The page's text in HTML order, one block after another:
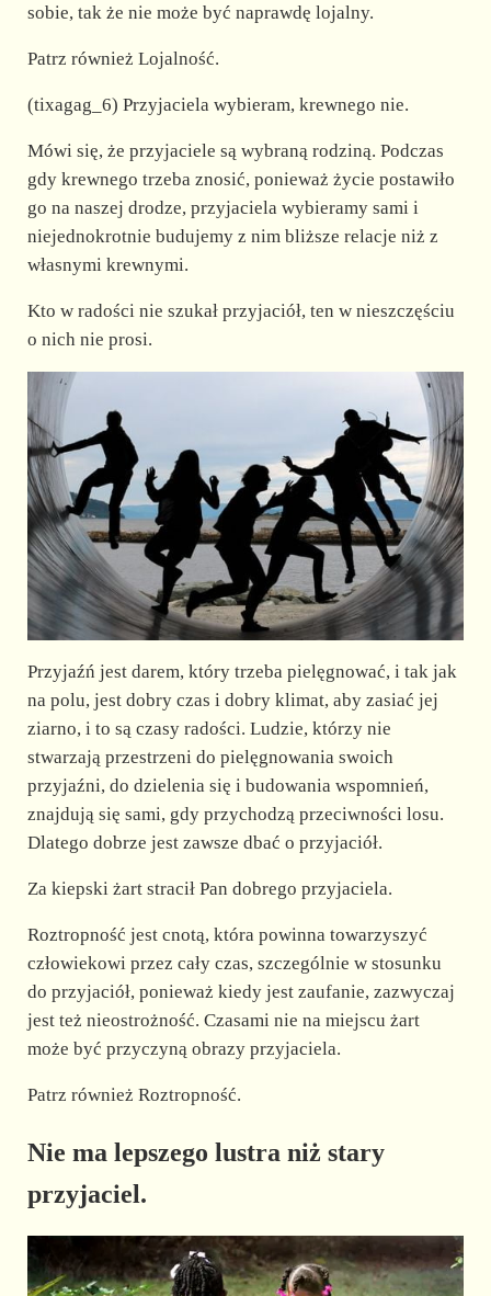
sobie, tak że nie może być naprawdę lojalny.
Patrz również Lojalność.
(tixagag_6) Przyjaciela wybieram, krewnego nie.
Mówi się, że przyjaciele są wybraną rodziną. Podczas
gdy krewnego trzeba znosić, ponieważ życie postawiło
go na naszej drodze, przyjaciela wybieramy sami i
niejednokrotnie budujemy z nim bliższe relacje niż z
własnymi krewnymi.
Kto w radości nie szukał przyjaciół, ten w nieszczęściu
o nich nie prosi.
Przyjaźń jest darem, który trzeba pielęgnować, i tak jak
na polu, jest dobry czas i dobry klimat, aby zasiać jej
ziarno, i to są czasy radości. Ludzie, którzy nie
stwarzają przestrzeni do pielęgnowania swoich
przyjaźni, do dzielenia się i budowania wspomnień,
znajdują się sami, gdy przychodzą przeciwności losu.
Dlatego dobrze jest zawsze dbać o przyjaciół.
Za kiepski żart stracił Pan dobrego przyjaciela.
Roztropność jest cnotą, która powinna towarzyszyć
człowiekowi przez cały czas, szczególnie w stosunku
do przyjaciół, ponieważ kiedy jest zaufanie, zazwyczaj
jest też nieostrożność. Czasami nie na miejscu żart
może być przyczyną obrazy przyjaciela.
Patrz również Roztropność.
Nie ma lepszego lustra niż stary
przyjaciel.